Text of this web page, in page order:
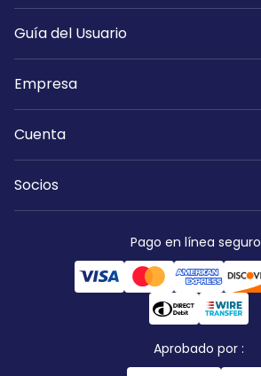
Guía del Usuario
Empresa
Cuenta
Socios
Pago en línea seguro
Aprobado por :